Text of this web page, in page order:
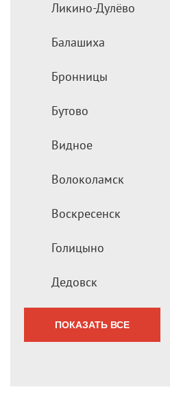
Ликино-Дулёво
Балашиха
Бронницы
Бутово
Видное
Волоколамск
Воскресенск
Голицыно
Дедовск
ПОКАЗАТЬ ВСЕ